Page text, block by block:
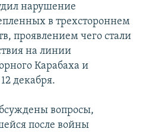
нарушение
в трехстороннем
проявлением чего стали
на линии
Карабаха и
декабря.
вопросы,
после войны